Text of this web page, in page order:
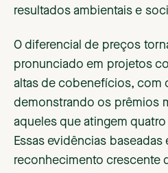
resultados ambientais e
O diferencial de preços
pronunciado em projetos
altas de cobenefícios, com
demonstrando os prêmios
aqueles que atingem
Essas evidências
reconhecimento crescente